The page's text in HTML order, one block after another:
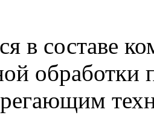
в составе
обработки